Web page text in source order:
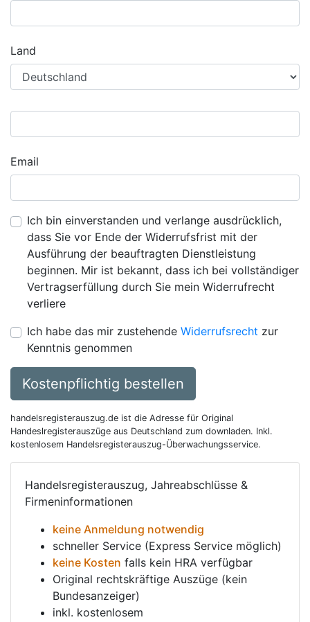
Land
Email
Ich bin einverstanden und verlange ausdrücklich,
dass Sie vor Ende der Widerrufsfrist mit der
Ausführung der beauftragten Dienstleistung
beginnen. Mir ist bekannt, dass ich bei vollständiger
Vertragserfüllung durch Sie mein Widerrufrecht
verliere
Ich habe das mir zustehende Widerrufsrecht zur
Kenntnis genommen
Kostenpflichtig bestellen
handelsregisterauszug.de ist die Adresse für Original
Handeslregisterauszüge aus Deutschland zum downladen. Inkl.
kostenlosem Handelsregisterauszug-Überwachungsservice.
Handelsregisterauszug, Jahreabschlüsse &
Firmeninformationen
keine Anmeldung notwendig
schneller Service (Express Service möglich)
keine Kosten falls kein HRA verfügbar
Original rechtskräftige Auszüge (kein
Bundesanzeiger)
inkl. kostenlosem